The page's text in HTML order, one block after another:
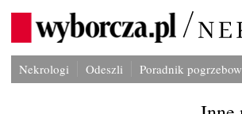
Nekrologi Odeszli Poradnik